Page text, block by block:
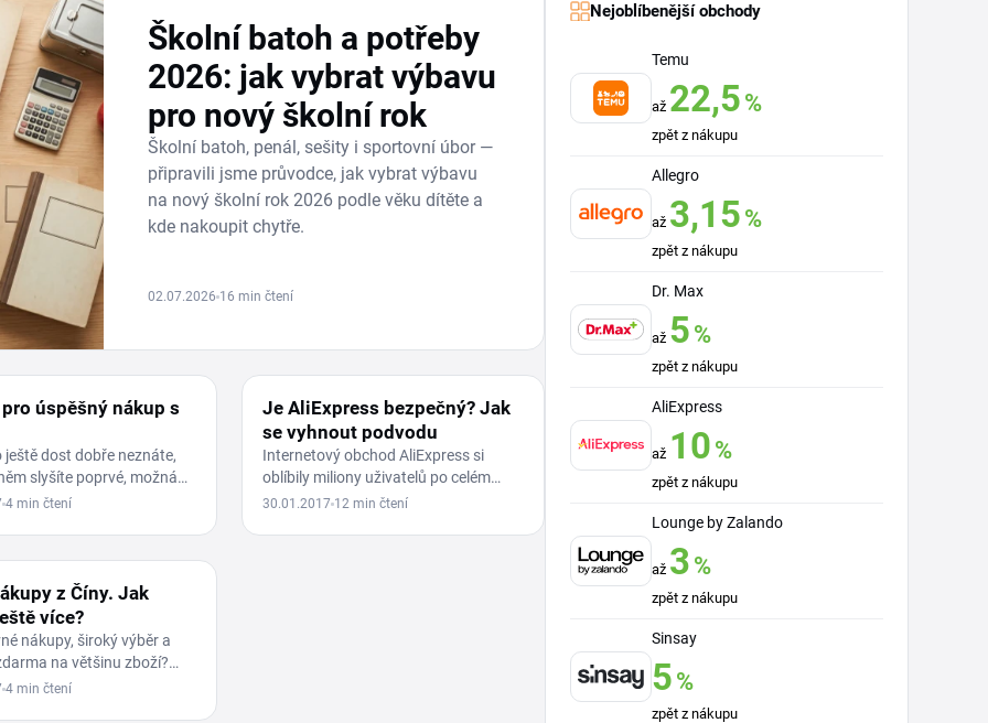
Školní batoh a potřeby
2026: jak vybrat výbavu
pro nový školní rok
Školní batoh, penál, sešity i sportovní úbor —
připravili jsme průvodce, jak vybrat výbavu
na nový školní rok 2026 podle věku dítěte a
kde nakoupit chytře.
02.07.2026 16 min čtení
úspěšný nákup s
ještě dost dobře neznáte,
slyšíte poprvé, možná
už delší dobu, ale
4 min čtení
NÁVOD NA ALIEXPRESS.COM
Je AliExpress bezpečný? Jak
se vyhnout podvodu
Internetový obchod AliExpress si
oblíbily miliony uživatelů po celém
světě – nejen kvůli dopravě zdarma a
30.01.2017 12 min čtení
ALIEXPRESS
z Číny. Jak
více?
nákupy, široký výběr a
na většinu zboží?
pro vás nákupy z Číny to
4 min čtení
Nejoblíbenější obchody
Temu
až 22,5 %
zpět z nákupu
Allegro
až 3,15 %
zpět z nákupu
Dr. Max
až 5 %
zpět z nákupu
AliExpress
až 10 %
zpět z nákupu
Lounge by Zalando
až 3 %
zpět z nákupu
Sinsay
5 %
zpět z nákupu